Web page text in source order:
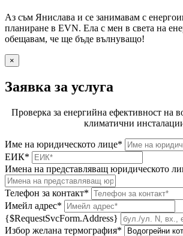
Аз съм Янислава и се занимавам с
планиране в EVN. Ела с мен в света на
обещавам, че ще бъде вълнуващо!
×
Заявка за услуга
Проверка за енергийна ефективност на
климатични
Име на юридическото лице*
ЕИК*
Имена на представляващ юридическото
Телефон за контакт*
Имейл адрес*
{$RequestSvcForm.Address}
Избор желана термография*